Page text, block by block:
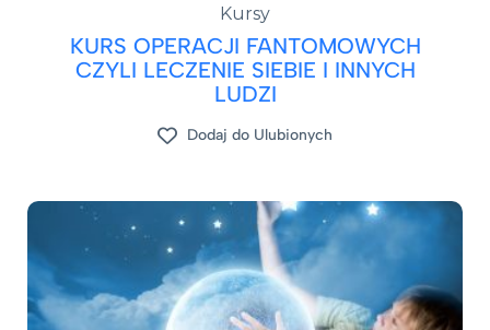
Kursy
KURS OPERACJI FANTOMOWYCH
CZYLI LECZENIE SIEBIE I INNYCH
LUDZI
Dodaj do Ulubionych